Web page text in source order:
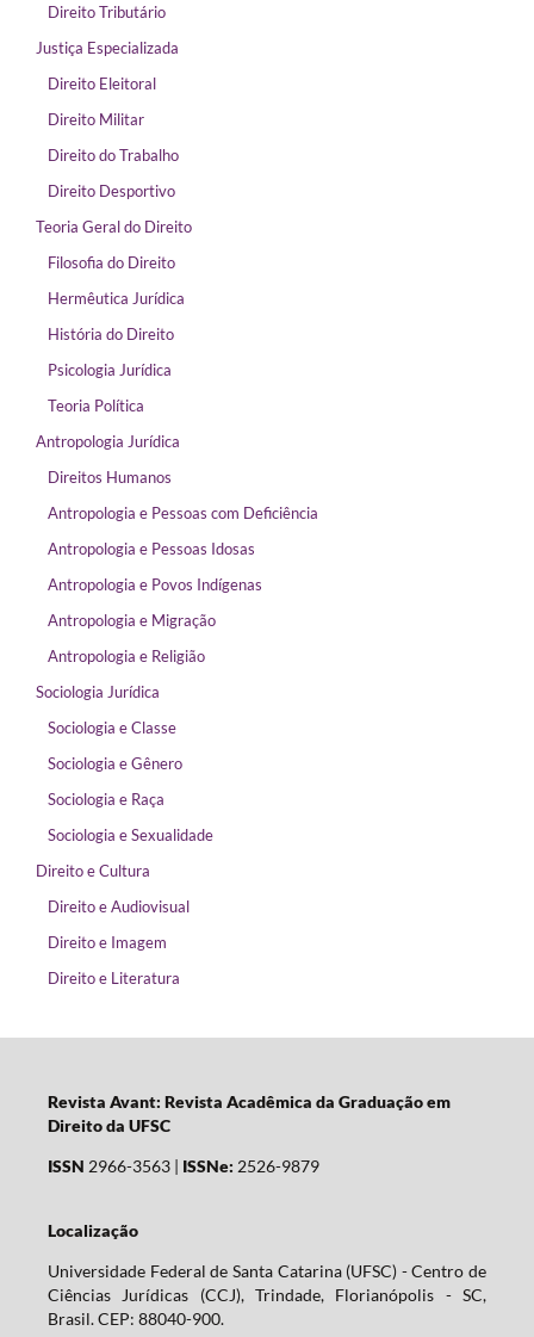
Direito Tributário
Justiça Especializada
Direito Eleitoral
Direito Militar
Direito do Trabalho
Direito Desportivo
Teoria Geral do Direito
Filosofia do Direito
Hermêutica Jurídica
História do Direito
Psicologia Jurídica
Teoria Política
Antropologia Jurídica
Direitos Humanos
Antropologia e Pessoas com Deficiência
Antropologia e Pessoas Idosas
Antropologia e Povos Indígenas
Antropologia e Migração
Antropologia e Religião
Sociologia Jurídica
Sociologia e Classe
Sociologia e Gênero
Sociologia e Raça
Sociologia e Sexualidade
Direito e Cultura
Direito e Audiovisual
Direito e Imagem
Direito e Literatura
Revista Avant: Revista Acadêmica da Graduação em
Direito da UFSC
ISSN 2966-3563 | ISSNe: 2526-9879
Localização
Universidade Federal de Santa Catarina (UFSC) - Centro de
Ciências Jurídicas (CCJ), Trindade, Florianópolis - SC,
Brasil. CEP: 88040-900.